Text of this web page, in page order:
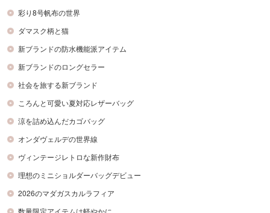
彩り8号帆布の世界
ダマスク柄と猫
新ブランドの防水機能派アイテム
新ブランドのロングセラー
社会を旅する新ブランド
ころんと可愛い夏対応レザーバッグ
涼を詰め込んだカゴバッグ
オンダヴェルデの世界線
ヴィンテージレトロな新作財布
理想のミニショルダーバッグデビュー
2026のマダガスカルラフィア
数量限定アイテムは軽やかに